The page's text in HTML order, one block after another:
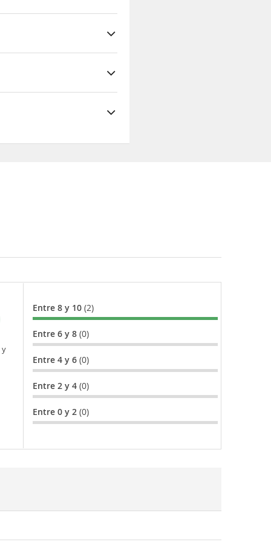
y
Entre 8 y 10 (2)
Entre 6 y 8 (0)
Entre 4 y 6 (0)
Entre 2 y 4 (0)
Entre 0 y 2 (0)